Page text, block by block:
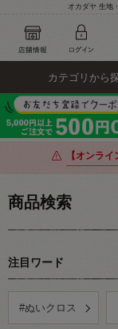
オカダヤ 生地
カテゴリから
【オンラ
商品検索
注目ワード
#ぬいクロス